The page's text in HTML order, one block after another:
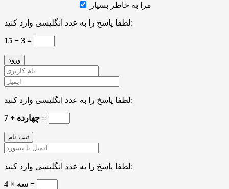
مرا به خاطر بسپار
لطفا پاسخ را به عدد انگلیسی وارد کنید:
15 − 3 =
لطفا پاسخ را به عدد انگلیسی وارد کنید:
7 + چهارده =
لطفا پاسخ را به عدد انگلیسی وارد کنید:
4 × سه =